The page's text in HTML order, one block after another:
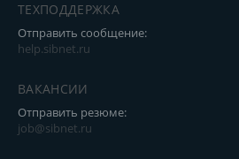
ТЕХПОДДЕРЖКА
Отправить сообщение:
help.sibnet.ru
ВАКАНСИИ
Отправить резюме:
job@sibnet.ru